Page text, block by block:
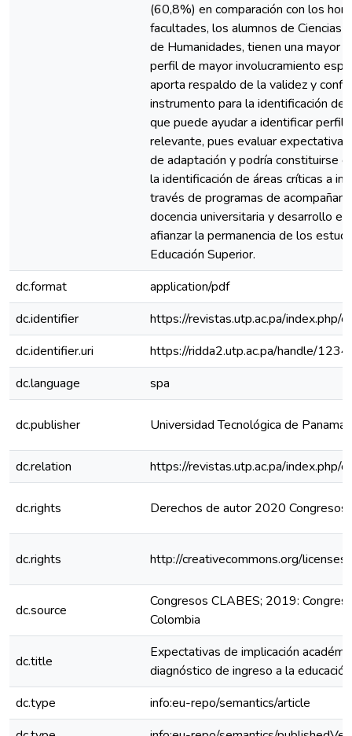
(60,8%) en comparación con los
facultades, los alumnos de Ciencias
de Humanidades, tienen una mayor
perfil de mayor involucramiento
aporta respaldo de la validez y
instrumento para la identificación
que puede ayudar a identificar
relevante, pues evaluar
de adaptación y podría constituirse
la identificación de áreas críticas a
través de programas de
docencia universitaria y desarrollo
afianzar la permanencia de los
Educación Superior.
dc.format
application/pdf
dc.identifier
https://revistas.utp.ac.pa/index.php/
dc.identifier.uri
https://ridda2.utp.ac.pa/handle/
dc.language
spa
dc.publisher Universidad Tecnológica de Panamá
dc.relation https://revistas.utp.ac.pa/
dc.rights Derechos de autor 2020 Congresos
dc.rights http://creativecommons.org/
dc.source
Congresos CLABES; 2019:
Colombia
dc.title
Expectativas de implicación
diagnóstico de ingreso a la
dc.type
info:eu-repo/semantics/article